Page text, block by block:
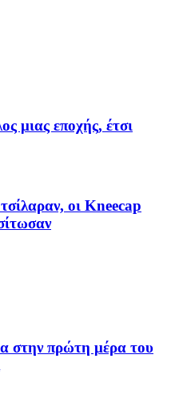
μιας εποχής, έτσι
οι Kneecap
στην πρώτη μέρα του